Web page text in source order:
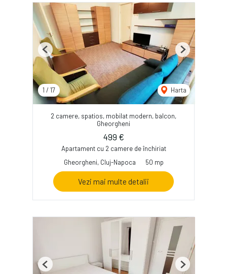
1 / 17 Harta
Previous Next
2 camere, spatios, mobilat modern, balcon,
Gheorgheni
499 €
Apartament cu 2 camere de închiriat
Gheorgheni, Cluj-Napoca
50 mp
Vezi mai multe detalii
Previous Next